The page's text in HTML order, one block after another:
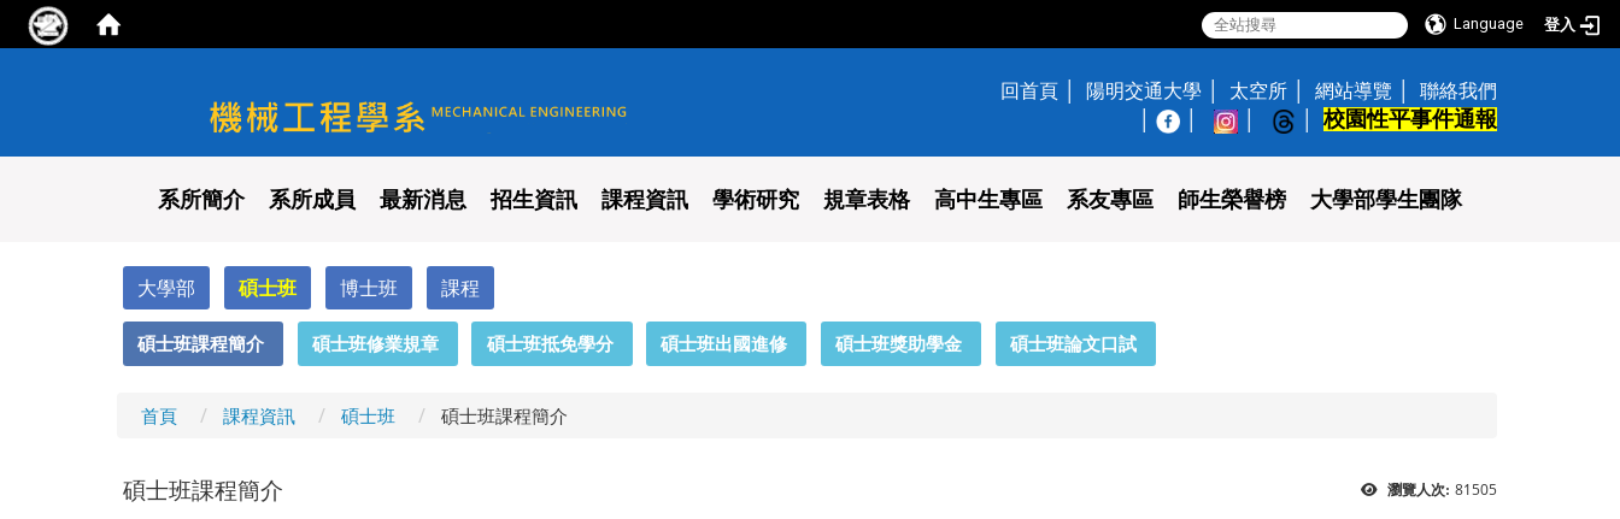
Language 登入
國立陽明交通大學 機械工程學系
回首頁 陽明交通大學 太空所 網站導覽
聯絡我們
校園性平事件通報
系所簡介 系所成員 最新消息 招生資訊 課程資訊 學術研究 規章表格 高中生專區 系友專區 師生榮譽榜 大學部學生團隊
大學部 碩士班 博士班
課程
碩士班課程簡介 碩士班修業規章 碩士班抵免學分 碩士班出國進修 碩士班獎助學金 碩士班論文口試
首頁 課程資訊 碩士班 碩士班課程簡介
瀏覽人次: 81505
碩士班課程簡介